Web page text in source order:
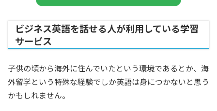
ビジネス英語を話せる人が利用している学習
サービス
子供の頃から海外に住んでいたという環境であるとか、海
外留学という特殊な経験でしか英語は身につかないと思う
かもしれません。